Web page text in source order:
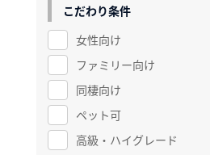
こだわり条件
女性向け
ファミリー向け
同棲向け
ペット可
高級・ハイグレード